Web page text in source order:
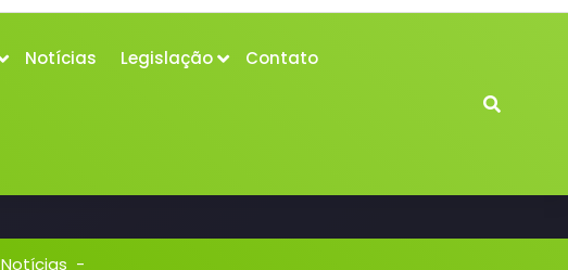
Notícias Legislação Contato
Notícias -